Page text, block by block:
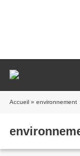
Accueil » environnement